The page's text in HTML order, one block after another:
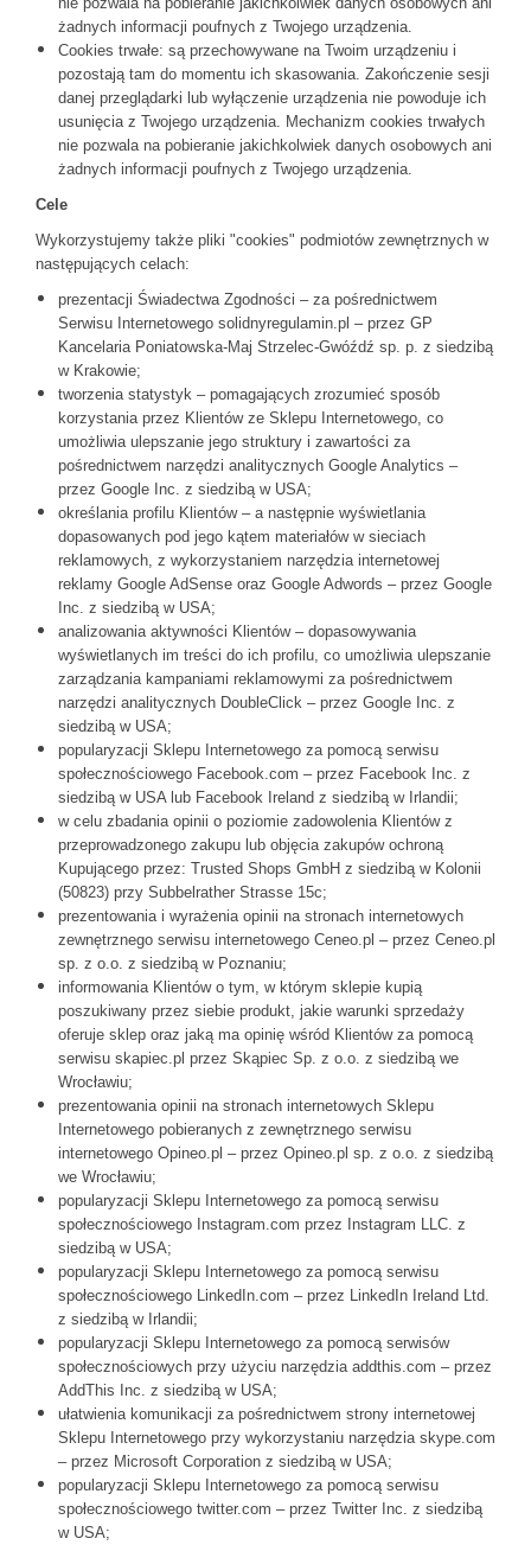
żadnych informacji poufnych z Twojego urządzenia.
Cookies trwałe: są przechowywane na Twoim urządzeniu i
pozostają tam do momentu ich skasowania. Zakończenie sesji
danej przeglądarki lub wyłączenie urządzenia nie powoduje ich
usunięcia z Twojego urządzenia. Mechanizm cookies trwałych
nie pozwala na pobieranie jakichkolwiek danych osobowych ani
żadnych informacji poufnych z Twojego urządzenia.
Cele
Wykorzystujemy także pliki "cookies" podmiotów zewnętrznych w
następujących celach:
prezentacji Świadectwa Zgodności – za pośrednictwem
Serwisu Internetowego solidnyregulamin.pl – przez GP
Kancelaria Poniatowska-Maj Strzelec-Gwóźdź sp. p. z siedzibą
w Krakowie;
tworzenia statystyk – pomagających zrozumieć sposób
korzystania przez Klientów ze Sklepu Internetowego, co
umożliwia ulepszanie jego struktury i zawartości za
pośrednictwem narzędzi analitycznych Google Analytics –
przez Google Inc. z siedzibą w USA;
określania profilu Klientów – a następnie wyświetlania
dopasowanych pod jego kątem materiałów w sieciach
reklamowych, z wykorzystaniem narzędzia internetowej
reklamy Google AdSense oraz Google Adwords – przez Google
Inc. z siedzibą w USA;
analizowania aktywności Klientów – dopasowywania
wyświetlanych im treści do ich profilu, co umożliwia ulepszanie
zarządzania kampaniami reklamowymi za pośrednictwem
narzędzi analitycznych DoubleClick – przez Google Inc. z
siedzibą w USA;
popularyzacji Sklepu Internetowego za pomocą serwisu
społecznościowego Facebook.com – przez Facebook Inc. z
siedzibą w USA lub Facebook Ireland z siedzibą w Irlandii;
w celu zbadania opinii o poziomie zadowolenia Klientów z
przeprowadzonego zakupu lub objęcia zakupów ochroną
Kupującego przez: Trusted Shops GmbH z siedzibą w Kolonii
(50823) przy Subbelrather Strasse 15c;
prezentowania i wyrażenia opinii na stronach internetowych
zewnętrznego serwisu internetowego Ceneo.pl – przez Ceneo.pl
sp. z o.o. z siedzibą w Poznaniu;
informowania Klientów o tym, w którym sklepie kupią
poszukiwany przez siebie produkt, jakie warunki sprzedaży
oferuje sklep oraz jaką ma opinię wśród Klientów za pomocą
serwisu skapiec.pl przez Skąpiec Sp. z o.o. z siedzibą we
Wrocławiu;
prezentowania opinii na stronach internetowych Sklepu
Internetowego pobieranych z zewnętrznego serwisu
internetowego Opineo.pl – przez Opineo.pl sp. z o.o. z siedzibą
we Wrocławiu;
popularyzacji Sklepu Internetowego za pomocą serwisu
społecznościowego Instagram.com przez Instagram LLC. z
siedzibą w USA;
popularyzacji Sklepu Internetowego za pomocą serwisu
społecznościowego LinkedIn.com – przez LinkedIn Ireland Ltd.
z siedzibą w Irlandii;
popularyzacji Sklepu Internetowego za pomocą serwisów
społecznościowych przy użyciu narzędzia addthis.com – przez
AddThis Inc. z siedzibą w USA;
ułatwienia komunikacji za pośrednictwem strony internetowej
Sklepu Internetowego przy wykorzystaniu narzędzia skype.com
– przez Microsoft Corporation z siedzibą w USA;
popularyzacji Sklepu Internetowego za pomocą serwisu
społecznościowego twitter.com – przez Twitter Inc. z siedzibą
w USA;